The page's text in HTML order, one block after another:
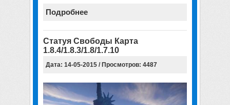
Подробнее
Статуя Свободы Карта
1.8.4/1.8.3/1.8/1.7.10
Дата: 14-05-2015 / Просмотров: 4487